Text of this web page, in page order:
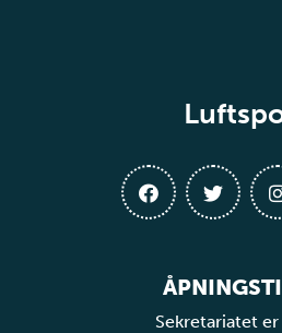
Sekretariatet